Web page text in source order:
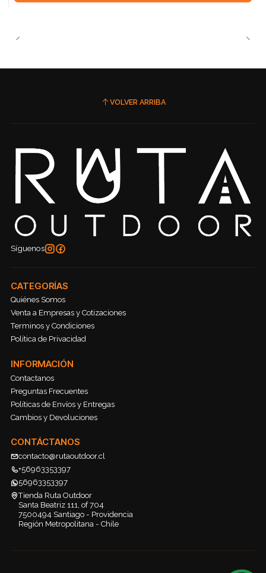
VOLVER ARRIBA
Síguenos
CATEGORÍAS
Quiénes Somos
Venta a Empresas y Cotizaciones
Terminos y Condiciones
Política de Privacidad
INFORMACIÓN
Contactanos
Preguntas Frecuentes
Políticas de Envíos y Entregas
Cambios y Devoluciones
CONTÁCTANOS
contacto@rutaoutdoor.cl
+56963353397
56963353397
Tienda Ruta Outdoor
Santa Beatriz 111, of 704
7500494 Santiago - Providencia
Región Metropolitana - Chile